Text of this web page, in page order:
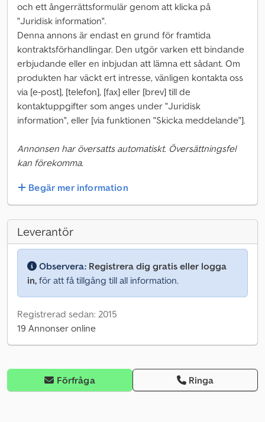
och ett ångerrättsformulär genom att klicka på
"Juridisk information".
Denna annons är endast en grund för framtida
kontraktsförhandlingar. Den utgör varken ett bindande
erbjudande eller en inbjudan att lämna ett sådant. Om
produkten har väckt ert intresse, vänligen kontakta oss
via [e-post], [telefon], [fax] eller [brev] till de
kontaktuppgifter som anges under "Juridisk
information", eller [via funktionen "Skicka meddelande"].
Annonsen har översatts automatiskt. Översättningsfel
kan förekomma.
Begär mer information
Leverantör
Observera: Registrera dig gratis eller logga
in, för att få tillgång till all information.
Registrerad sedan: 2015
19 Annonser online
Förfråga Ringa